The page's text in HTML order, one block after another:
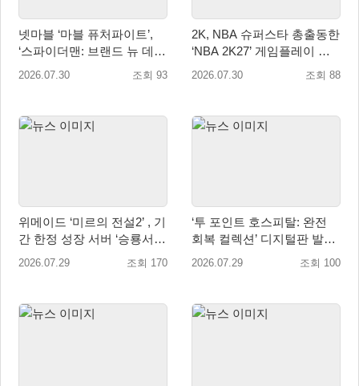
넷마블 ‘마블 퓨처파이트’,
‘스파이더맨: 브랜드 뉴 데
이’ 업데이트…美 코믹콘 참
2026.07.30 조회 93
2K, NBA 슈퍼스타 총출동한
‘NBA 2K27’ 게임플레이 트
레일러 공개
2026.07.30 조회 88
위메이드 ‘미르의 전설2’ , 기
간 한정 성장 서버 ‘승룡서
버’ 사전 예약 실시
2026.07.29 조회 170
‘투 포인트 호스피탈: 완전
회복 컬렉션’ 디지털판 발매
일 9월 16일(수)로 결정!
2026.07.29 조회 100